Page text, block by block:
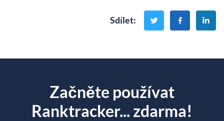
Sdílet:
Začněte používat
Ranktracker... zdarma!